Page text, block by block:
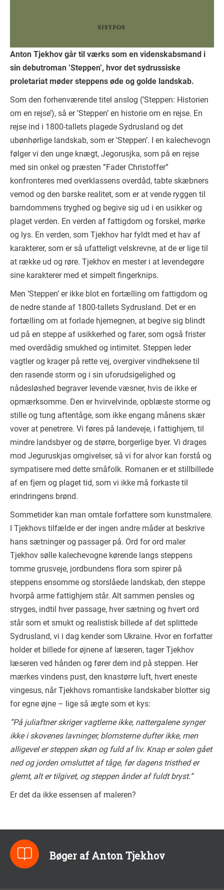
Anton Tjekhov går til værks som en videnskabsmand i
sin debutroman ’Steppen’, hvor det sydrussiske
proletariat møder steppens øde og golde landskab.
Som den forhenværende titel anslog (’Steppen: Historien
om en rejse’), så er ’Steppen’ en historie om en rejse. En
rejse ind i 1800-tallets plagede Sydrusland og det
ubønhørlige landskab, som er ’Steppen’. I en kalechevogn
følger vi den unge knægt, Jegorusjka, som på en rejse
med sin onkel og præsten ”Fader Christoffer”
konfronteres med overklassens overdåd, tabte skæbners
vemod og den barske realitet, som er at vende ryggen til
barndommens tryghed og begive sig ud i en usikker og
plaget verden. En verden af fattigdom og forskel, mørke
og lys. En verden, som Tjekhov har fyldt med et hav af
karakterer, som er så ufatteligt velskrevne, at de er lige til
at række ud og røre. Tjekhov en mester i at levendegøre
sine karakterer med et simpelt fingerknips.
Men ’Steppen’ er ikke blot en fortælling om fattigdom og
de nedre stande af 1800-tallets Sydrusland. Det er en
fortælling om at forlade hjemegnen, at begive sig blindt
ud på en steppe af usikkerhed og farer, som også frister
med overdådig smukhed og intimitet. Steppen leder
vagtler og krager på rette vej, overgiver vindheksene til
den rasende storm og i sin uforudsigelighed og
nådesløshed begraver levende væsner, hvis de ikke er
opmærksomme. Den er hvirvelvinde, opblæste storme og
stille og tung aftentåge, som ikke engang månens skær
vover at penetrere. Vi føres på landeveje, i fattighjem, til
mindre landsbyer og de større, borgerlige byer. Vi drages
mod Jeguruskjas omgivelser, så vi for alvor kan forstå og
sympatisere med dette småfolk. Romanen er et stillbillede
af en fjern og plaget tid, som vi ikke må forkaste til
erindringens brønd.
Sommetider kan man omtale forfattere som kunstmalere.
I Tjekhovs tilfælde er der ingen andre måder at beskrive
hans sætninger og passager på. Ord for ord maler
Tjekhov sølle kalechevogne kørende langs steppens
tomme grusveje, jordbundens flora som spirer på
steppens ensomme og storslåede landskab, den steppe
hvorpå arme fattighjem står. Alt sammen pensles og
stryges, indtil hver passage, hver sætning og hvert ord
står som et smukt og realistisk billede af det splittede
Sydrusland, vi i dag kender som Ukraine. Hvor en forfatter
holder et billede for øjnene af læseren, tager Tjekhov
læseren ved hånden og fører dem ind på steppen. Her
mærkes vindens pust, den knastørre luft, hvert eneste
vingesus, når Tjekhovs romantiske landskaber blotter sig
for egne øjne – lige så ægte som et kys:
”På juliaftner skriger vagtlerne ikke, nattergalene synger
ikke i skovenes lavninger, blomsterne dufter ikke, men
alligevel er steppen skøn og fuld af liv. Knap er solen gået
ned og jorden omsluttet af tåge, før dagens tristhed er
glemt, alt er tilgivet, og steppen ånder af fuldt bryst.”
Er det da ikke essensen af maleren?
Bøger af Anton Tjekhov